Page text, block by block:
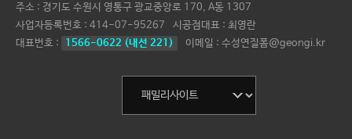
주소 : 경기도 수원시 영통구 광교중앙로 170, A동 1307
사업자등록번호 : 414-07-95267 시공점대표 : 최영란
대표번호 :
1566-0622 (내선 221) 이메일 : 수성연질폼@geongi.kr